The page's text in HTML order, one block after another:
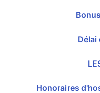
Délai
Honoraires